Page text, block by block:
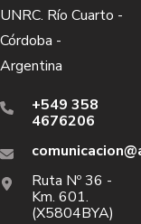
UNRC. Río Cuarto -
Córdoba -
Argentina
+549 358
4676206
Ruta Nº 36 -
Km. 601.
(X5804BYA)